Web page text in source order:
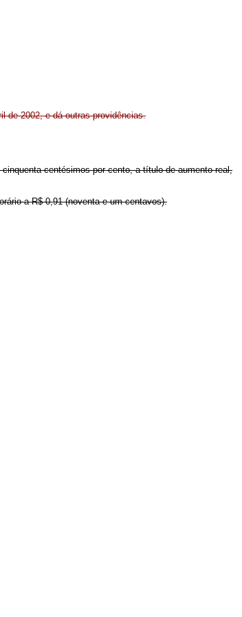
de 2002, e dá outras providências.
centésimos por cento, a título de aumento real,
a R$ 0,91 (noventa e um centavos).